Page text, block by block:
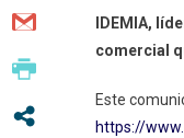
IDEMIA,
comercial
Este
https://